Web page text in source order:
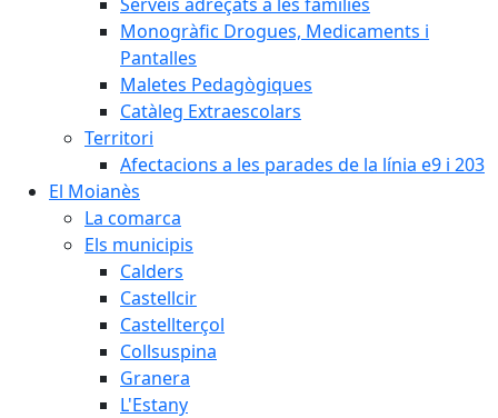
Monogràfic Drogues, Medicaments i
Pantalles
Maletes Pedagògiques
Catàleg Extraescolars
Territori
Afectacions a les parades de la línia e9 i 203
El Moianès
La comarca
Els municipis
Calders
Castellcir
Castellterçol
Collsuspina
Granera
L'Estany